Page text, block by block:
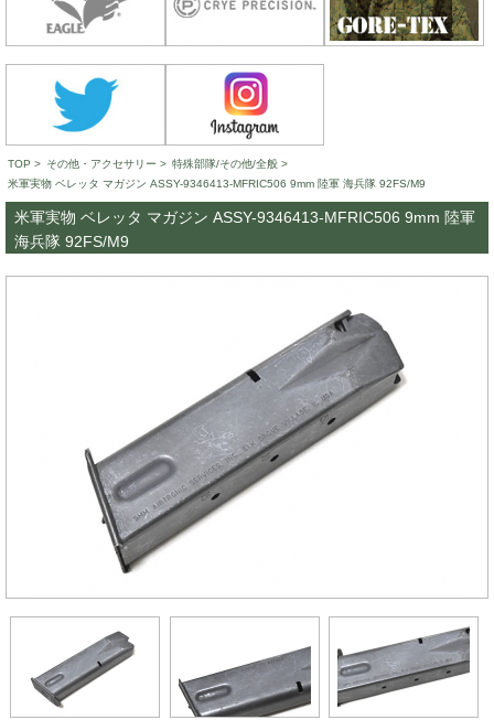
TOP > その他・アクセサリー > 特殊部隊/その他/全般 >
米軍実物 ベレッタ マガジン ASSY-9346413-MFRIC506 9mm 陸軍 海兵隊 92FS/M9
米軍実物 ベレッタ マガジン ASSY-9346413-MFRIC506 9mm 陸軍
海兵隊 92FS/M9